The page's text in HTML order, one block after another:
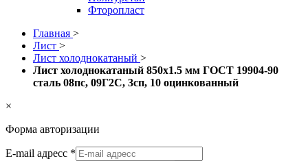
Фторопласт
Главная >
Лист >
Лист холоднокатаный >
Лист холоднокатаный 850x1.5 мм ГОСТ 19904-90
сталь 08пс, 09Г2С, 3сп, 10 оцинкованный
×
Форма авторизации
E-mail адресс *